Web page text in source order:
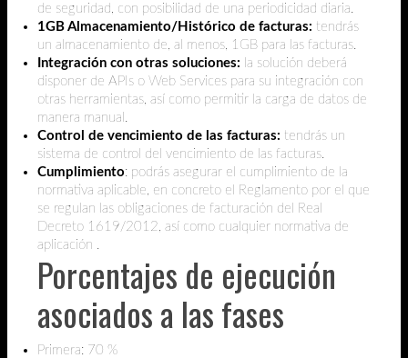
de seguridad, con posibilidad de una periodicidad diaria.
1GB Almacenamiento/Histórico de facturas: tendrás
un almacenamiento de, al menos, 1GB para las facturas.
Integración con otras soluciones: la solución deberá
disponer de APIs o Web Services para su integración con
otras herramientas, así como permitir la carga de datos de
manera manual.
Control de vencimiento de las facturas: tendrás un
sistema de control del vencimiento de las facturas.
Cumplimiento: podrás asegurar el cumplimiento de la
normativa aplicable, en concreto el Reglamento por el que
se regulan las obligaciones de facturación del Real
Decreto 1619/2012, así como cualquier normativa de
aplicación .
Porcentajes de ejecución
asociados a las fases
Primera: 70 %